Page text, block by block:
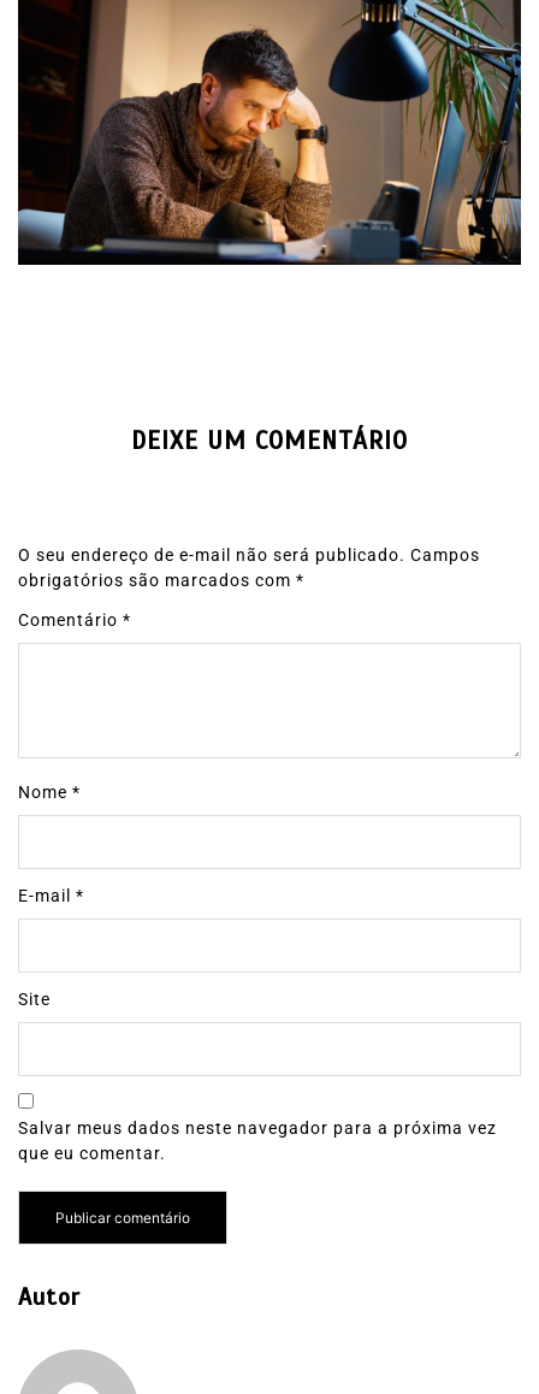
DEIXE UM COMENTÁRIO
O seu endereço de e-mail não será publicado. Campos
obrigatórios são marcados com *
Comentário *
Nome *
E-mail *
Site
Salvar meus dados neste navegador para a próxima vez
que eu comentar.
Autor